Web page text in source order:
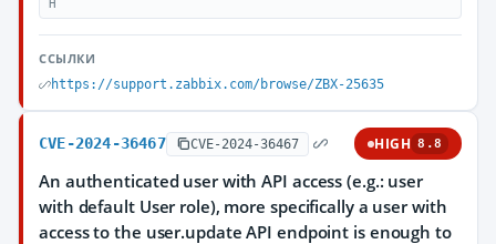
H
ССЫЛКИ
https://support.zabbix.com/browse/ZBX-25635
CVE-2024-36467 CVE-2024-36467 HIGH 8.8
An authenticated user with API access (e.g.: user
with default User role), more specifically a user with
access to the user.update API endpoint is enough to